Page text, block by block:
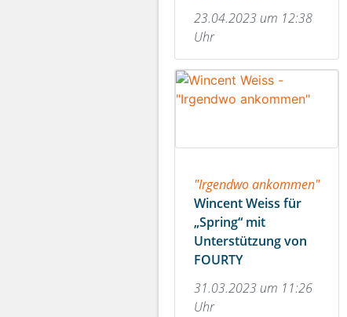
23.04.2023 um 12:38
Uhr
"Irgendwo ankommen"
Wincent Weiss für
„Spring“ mit
Unterstützung von
FOURTY
31.03.2023 um 11:26
Uhr